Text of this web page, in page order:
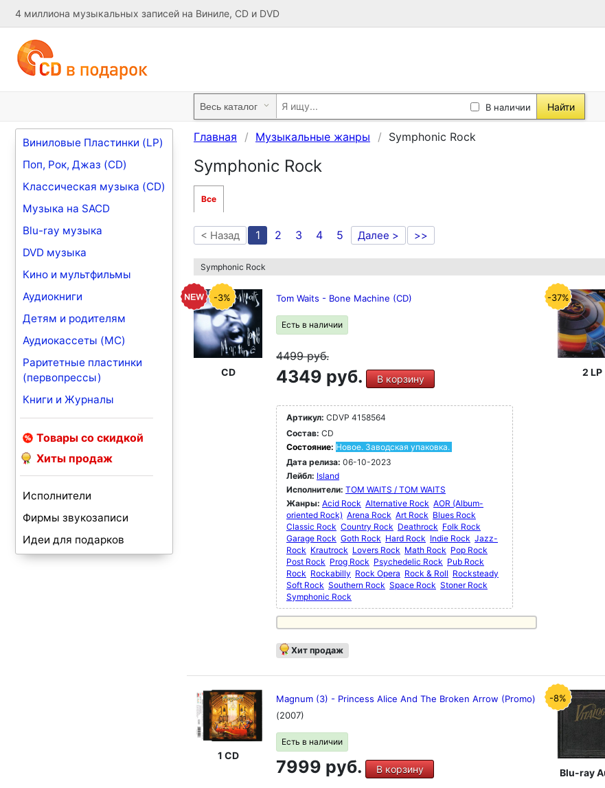
4 миллиона музыкальных записей на Виниле, CD и DVD
В наличии Найти
Виниловые Пластинки (LP)
Поп, Рок, Джаз (CD)
Классическая музыка (CD)
Музыка на SACD
Blu-ray музыка
DVD музыка
Кино и мультфильмы
Аудиокниги
Детям и родителям
Аудиокассеты (MC)
Раритетные пластинки
(первопрессы)
Книги и Журналы
Товары со скидкой
Хиты продаж
Исполнители
Фирмы звукозаписи
Идеи для подарков
Главная Музыкальные жанры Symphonic Rock
Symphonic Rock
Все
< Назад 1 2 3 4 5 Далее > >>
Symphonic Rock
-3%
CD
Tom Waits - Bone Machine (CD)
Есть в наличии
4499руб.
4349 руб. В корзину
Артикул: CDVP 4158564
Состав: CD
Состояние: Новое. Заводская упаковка.
Дата релиза: 06-10-2023
Лейбл: Island
Исполнители: TOM WAITS / TOM WAITS
Жанры: Acid Rock Alternative Rock AOR (Album-
oriented Rock) Arena Rock Art Rock Blues Rock
Classic Rock Country Rock Deathrock Folk Rock
Garage Rock Goth Rock Hard Rock Indie Rock Jazz-
Rock Krautrock Lovers Rock Math Rock Pop Rock
Post Rock Prog Rock Psychedelic Rock Pub Rock
Rock Rockabilly Rock Opera Rock & Roll Rocksteady
Soft Rock Southern Rock Space Rock Stoner Rock
Symphonic Rock
Хит продаж
-37%
2 LP
1 CD
Magnum (3) - Princess Alice And The Broken Arrow (Promo)
(2007)
Есть в наличии
7999 руб. В корзину
-8%
Blu-ray